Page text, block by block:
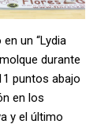
un “Lydia
durante
puntos abajo
en los
y el último